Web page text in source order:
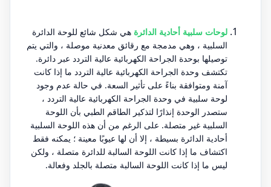
لوحات سلبية أحادية الدائرة هي شكل شائع للوحة الدائرة
السلبية ، وهي مدمجة مع رقائق معدنية موصلة ، والتي يتم
توصيلها بوحدة الجراحة الكهربائية عالية التردد عبر دائرة.
تكتشف وحدة الجراحة الكهربائية عالية التردد ما إذا كانت
آمنة ومتوافقة بناءً على تأثير السعة. في حالة عدم وجود
لوحة سلبية في وحدة الجراحة الكهربائية عالية التردد ،
ستصدر الوحدة إنذارًا لتذكير الطاقم الطبي بأن اللوحة
السلبية غير متصلة. على الرغم من أن هذه اللوحة السلبية
أحادية الدائرة بسيطة ، إلا أن لها عيوبًا معينة ؛ يمكنه فقط
اكتشاف ما إذا كانت اللوحة السالبة للدائرة متصلة ، ولكن
ليس ما إذا كانت اللوحة السالبة متصلة بالجلد وفعالة.